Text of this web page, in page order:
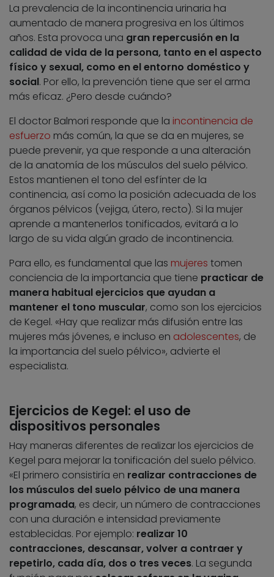
La prevalencia de la incontinencia urinaria ha
aumentado de manera progresiva en los últimos
años. Esta provoca una gran repercusión en la
calidad de vida de la persona, tanto en el aspecto
físico y sexual, como en el entorno doméstico y
social. Por ello, la prevención tiene que ser el arma
más eficaz. ¿Pero desde cuándo?
El doctor Balmori responde que la incontinencia de
esfuerzo más común, la que se da en mujeres, se
puede prevenir, ya que responde a una alteración
de la anatomía de los músculos del suelo pélvico.
Estos mantienen el tono del esfínter de la
continencia, así como la posición adecuada de los
órganos pélvicos (vejiga, útero, recto). Si la mujer
aprende a mantenerlos tonificados, evitará a lo
largo de su vida algún grado de incontinencia.
Para ello, es fundamental que las mujeres tomen
conciencia de la importancia que tiene practicar de
manera habitual ejercicios que ayudan a
mantener el tono muscular, como son los ejercicios
de Kegel. «Hay que realizar más difusión entre las
mujeres más jóvenes, e incluso en adolescentes, de
la importancia del suelo pélvico», advierte el
especialista.
Ejercicios de Kegel: el uso de
dispositivos personales
Hay maneras diferentes de realizar los ejercicios de
Kegel para mejorar la tonificación del suelo pélvico.
«El primero consistiría en realizar contracciones de
los músculos del suelo pélvico de una manera
programada, es decir, un número de contracciones
con una duración e intensidad previamente
establecidas. Por ejemplo: realizar 10
contracciones, descansar, volver a contraer y
repetirlo, cada día, dos o tres veces. La segunda